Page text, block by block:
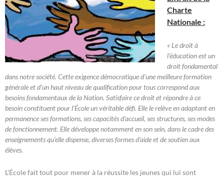
Charte
Nationale :
« Le droit à
l’éducation est un
droit fondamental
dans notre société. Cette exigence démocratique d’une meilleure formation
générale et d’un haut niveau de qualification pour tous correspond aux
besoins fondamentaux de la Nation. Satisfaire ce droit et répondre à ce
besoin constituent pour l’École un véritable défi. Elle le relève en adaptant en
permanence ses formations, ses capacités d’accueil, ses structures, ses modes
de fonctionnement. Elle développe notamment en son sein, dans le cadre des
enseignements qu’elle dispense, diverses formes d’aide et de soutien aux
élèves.
L’École fait tout pour mener à la réussite les jeunes qui lui sont